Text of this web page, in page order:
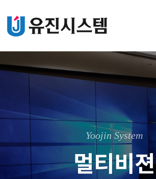
Yoojin System
멀티비젼